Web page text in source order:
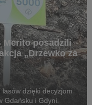
Merito posadzili
„Drzewko za
lasów dzięki decyzjom
Gdańsku i Gdyni.